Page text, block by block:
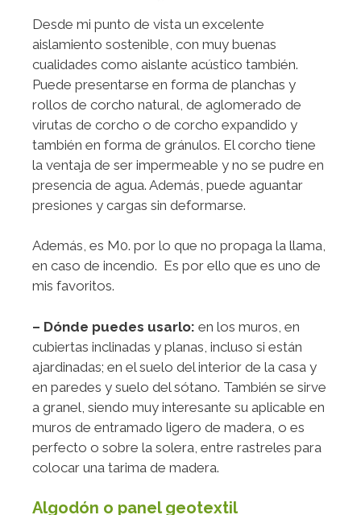
Desde mi punto de vista un excelente
aislamiento sostenible, con muy buenas
cualidades como aislante acústico también.
Puede presentarse en forma de planchas y
rollos de corcho natural, de aglomerado de
virutas de corcho o de corcho expandido y
también en forma de gránulos. El corcho tiene
la ventaja de ser impermeable y no se pudre en
presencia de agua. Además, puede aguantar
presiones y cargas sin deformarse.
Además, es M0. por lo que no propaga la llama,
en caso de incendio. Es por ello que es uno de
mis favoritos.
– Dónde puedes usarlo: en los muros, en
cubiertas inclinadas y planas, incluso si están
ajardinadas; en el suelo del interior de la casa y
en paredes y suelo del sótano. También se sirve
a granel, siendo muy interesante su aplicable en
muros de entramado ligero de madera, o es
perfecto o sobre la solera, entre rastreles para
colocar una tarima de madera.
Algodón o panel geotextil